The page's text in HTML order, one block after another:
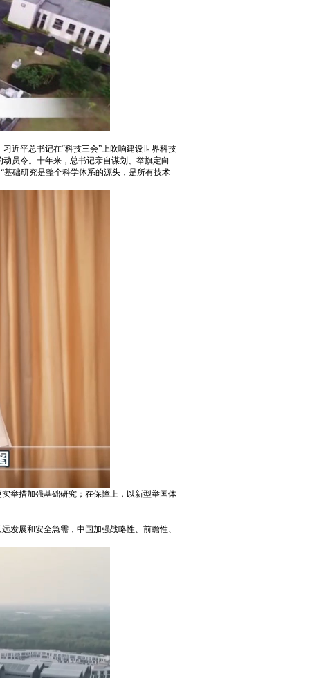
近平总书记在“科技三会”上吹响建设世界科技
员令。十年来，总书记亲自谋划、举旗定向
础研究是整个科学体系的源头，是所有技术
举措加强基础研究；在保障上，以新型举国体
发展和安全急需，中国加强战略性、前瞻性、